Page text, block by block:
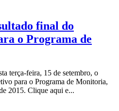
final do
o Programa de
terça-feira, 15 de setembro, o
para o Programa de Monitoria,
2015. Clique aqui e...